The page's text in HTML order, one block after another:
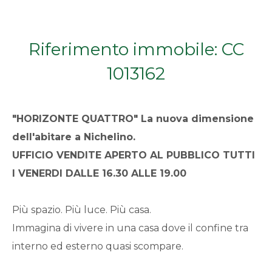
Riferimento immobile: CC
1013162
"HORIZONTE QUATTRO" La nuova dimensione
dell'abitare a Nichelino.
UFFICIO VENDITE APERTO AL PUBBLICO TUTTI
I VENERDI DALLE 16.30 ALLE 19.00
Più spazio. Più luce. Più casa.
Immagina di vivere in una casa dove il confine tra
interno ed esterno quasi scompare.
3
4
5+